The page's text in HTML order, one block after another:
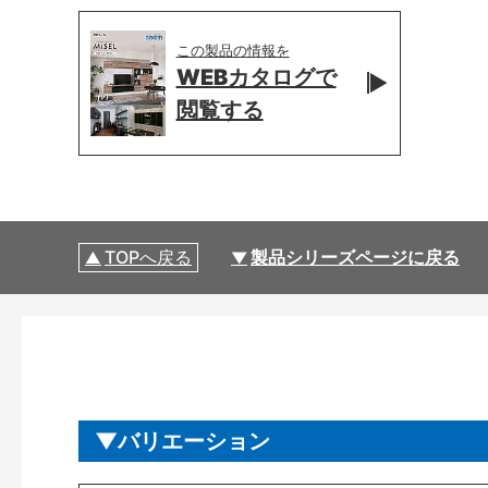
この製品の情報を
WEBカタログで
閲覧する
TOPへ戻る 製品シリーズページに戻る
バリエーション